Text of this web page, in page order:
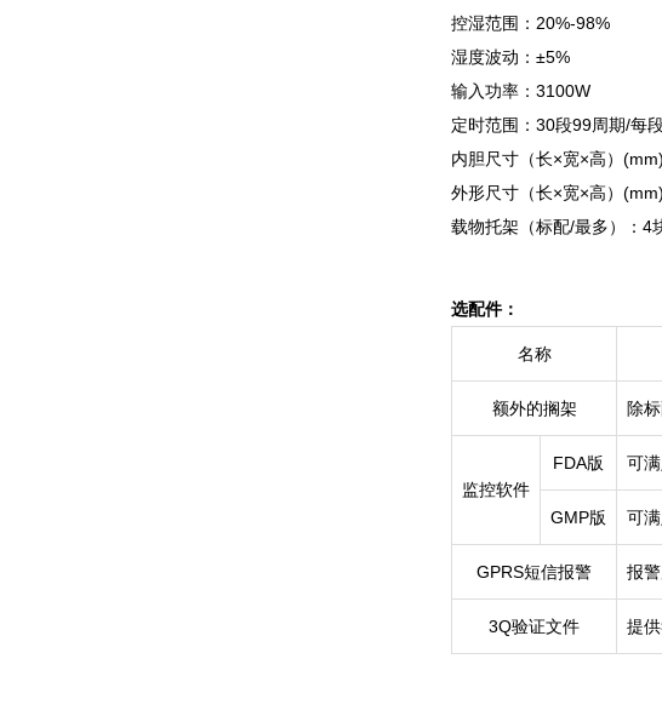
控湿范围：20%-98%
湿度波动：±5%
输入功率：3100W
定时范围：30段99周期/每
内胆尺寸（长×宽×高）
外形尺寸（长×宽×高）
载物托架（标配/最多）：4
选配件：
名称
额外的搁架 除
监控软件
FDA版 可
GMP版 可
GPRS短信报警 报
3Q验证文件 提